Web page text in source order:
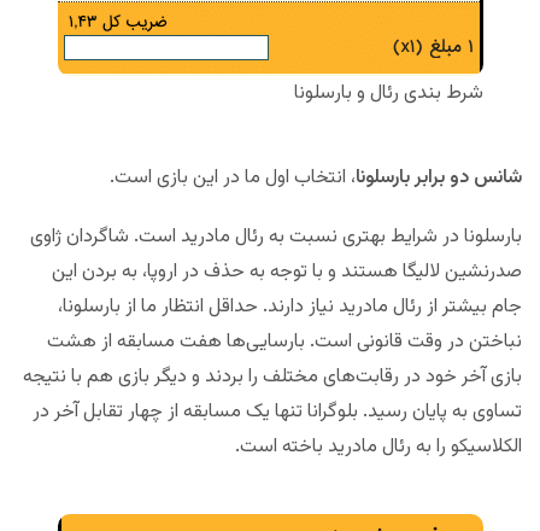
شرط بندی رئال و بارسلونا
شانس دو برابر بارسلونا، انتخاب اول ما در این بازی است.
بارسلونا در شرایط بهتری نسبت به رئال مادرید است. شاگردان ژاوی
صدرنشین لالیگا هستند و با توجه به حذف در اروپا، به بردن این
جام بیشتر از رئال مادرید نیاز دارند. حداقل انتظار ما از بارسلونا،
نباختن در وقت قانونی است. بارسایی‌ها هفت مسابقه از هشت
بازی آخر خود در رقابت‌های مختلف را بردند و دیگر بازی هم با نتیجه
تساوی به پایان رسید. بلوگرانا تنها یک مسابقه از چهار تقابل آخر در
الکلاسیکو را به رئال مادرید باخته است.